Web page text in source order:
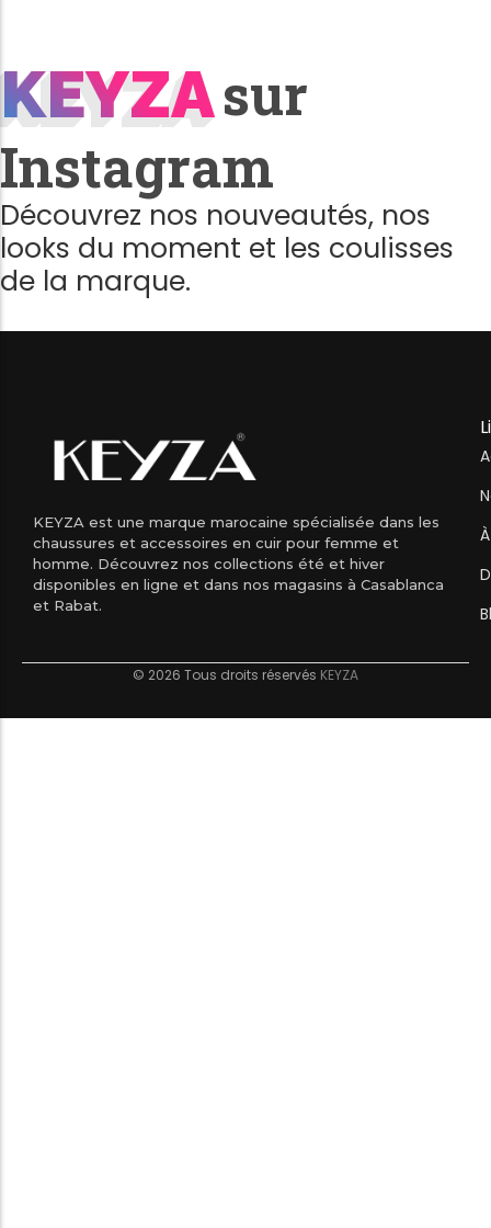
KEYZA
KEYZAsur
Instagram
Découvrez nos nouveautés, nos
looks du moment et les coulisses
de la marque.
KEYZA est une marque marocaine spécialisée dans les
chaussures et accessoires en cuir pour femme et
homme. Découvrez nos collections été et hiver
disponibles en ligne et dans nos magasins à Casablanca
et Rabat.
© 2026 Tous droits réservés KEYZA